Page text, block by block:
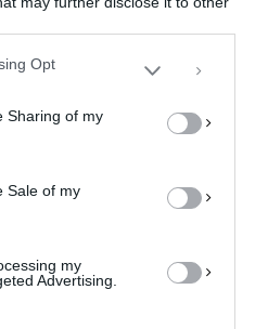
Opt
Sharing of my
Sale of my
my
Advertising.
σε αυτόν τον ιστότοπο. Η μη
μπορεί να επηρεάσει
δυνατότητες.